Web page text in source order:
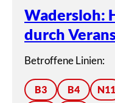
Wadersloh:
durch
Betroffene Linien:
B3 B4 N11